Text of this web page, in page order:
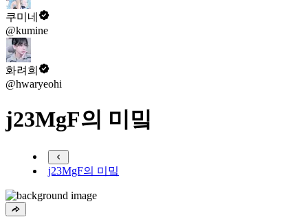
쿠미네
@kumine
화려희
@hwaryeohi
j23MgF의 미밐
j23MgF의 미밐